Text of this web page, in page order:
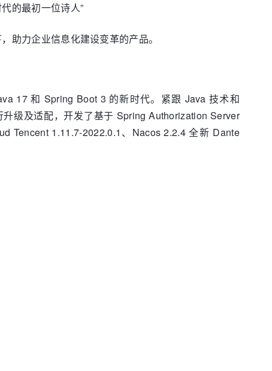
的最初一位诗人”
助力企业信息化建设变革的产品。
17 和 Spring Boot 3 的新时代。紧跟 Java 技术和
级及适配，开发了基于 Spring Authorization Server
Tencent 1.11.7-2022.0.1、Nacos 2.2.4 全新 Dante